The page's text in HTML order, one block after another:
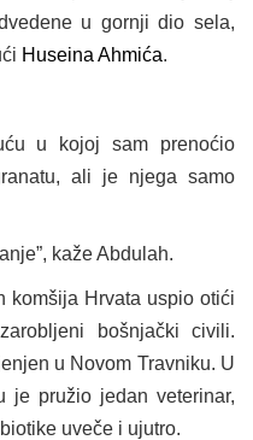
u gornji dio sela,
Huseina Ahmića.
u kojoj sam prenoćio
ali je njega samo
kaže Abdulah.
komšija Hrvata uspio otići
bošnjački civili.
u Novom Travniku. U
je pružio jedan veterinar,
uveče i ujutro.